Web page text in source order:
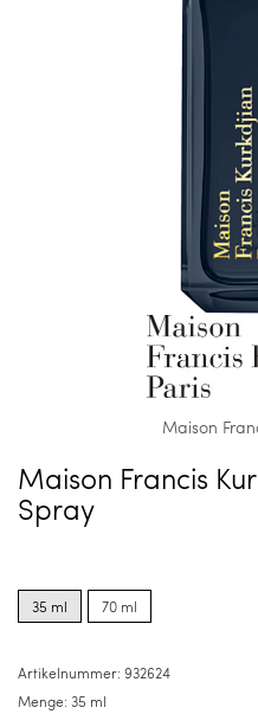
Maison
Maison Francis
Spray
options
for35 ml
options
for70 ml
Artikelnummer: 932624
Menge: 35 ml